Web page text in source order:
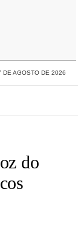
DE AGOSTO DE 2026
do